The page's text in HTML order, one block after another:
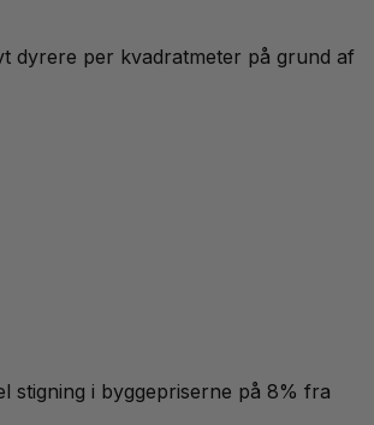
dyrere per kvadratmeter på grund af
stigning i byggepriserne på 8% fra